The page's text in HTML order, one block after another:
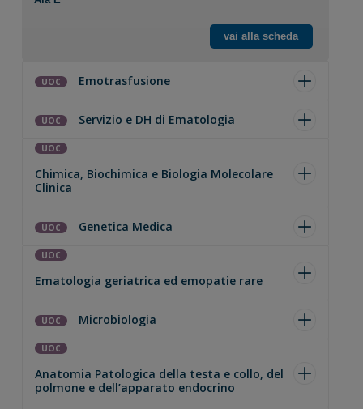
vai alla scheda
UOC Emotrasfusione
UOC Servizio e DH di Ematologia
UOC
Chimica, Biochimica e Biologia Molecolare
Clinica
UOC Genetica Medica
UOC
Ematologia geriatrica ed emopatie rare
UOC Microbiologia
UOC
Anatomia Patologica della testa e collo, del
polmone e dell’apparato endocrino